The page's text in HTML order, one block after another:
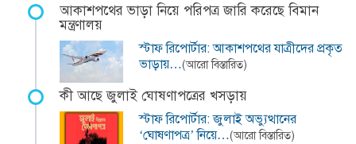
আকাশপথের ভাড়া নিয়ে পরিপত্র জারি করেছে বিমান
মন্ত্রণালয়
স্টাফ রিপোর্টার: আকাশপথের যাত্রীদের প্রকৃত
ভাড়ায়…(আরো বিস্তারিত)
কী আছে জুলাই ঘোষণাপত্রের খসড়ায়
স্টাফ রিপোর্টার: জুলাই অভ্যুত্থানের
‘ঘোষণাপত্র’ নিয়ে…(আরো বিস্তারিত)